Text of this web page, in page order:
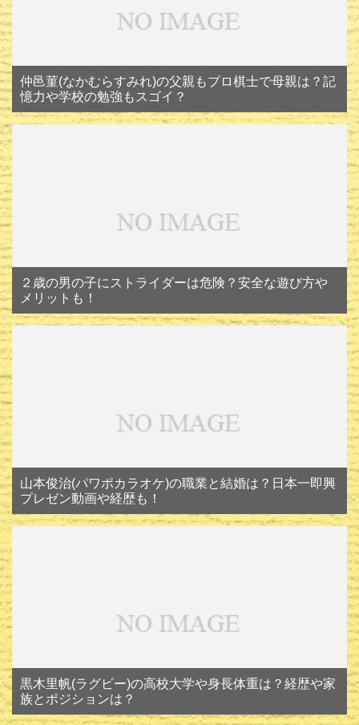
仲邑菫(なかむらすみれ)の父親もプロ棋士で母親は？記
憶力や学校の勉強もスゴイ？
２歳の男の子にストライダーは危険？安全な遊び方や
メリットも！
山本俊治(パワポカラオケ)の職業と結婚は？日本一即興
プレゼン動画や経歴も！
黒木里帆(ラグビー)の高校大学や身長体重は？経歴や家
族とポジションは？